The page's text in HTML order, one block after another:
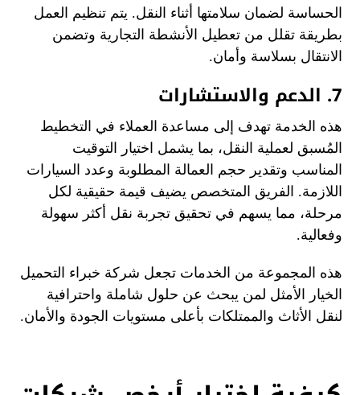
الحساسة لضمان سلامتها أثناء النقل. يتم تنظيم العمل
بطريقة تقلل من تعطيل الأنشطة التجارية وتضمن
الانتقال بسلاسة وأمان.
7. الدعم والاستشارات
هذه الخدمة تهدف إلى مساعدة العملاء في التخطيط
المُسبق لعملية النقل، بما يشمل اختيار التوقيت
المناسب وتقدير حجم العمالة المطلوبة وعدد السيارات
اللازمة. الفريق المتخصص يضيف قيمة حقيقية لكل
مرحلة، مما يسهم في تحقيق تجربة نقل أكثر سهولة
وفعالية.
هذه المجموعة من الخدمات تجعل شركة خبراء التحميل
الخيار الأمثل لمن يبحث عن حلول شاملة واحترافية
لنقل الأثاث والممتلكات بأعلى مستويات الجودة والأمان.